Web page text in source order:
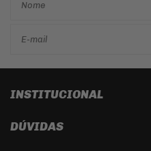
INSTITUCIONAL
DÚVIDAS